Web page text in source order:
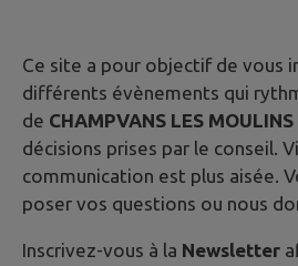
Ce site a pour objectif de vous
différents évènements qui
de CHAMPVANS LES MOULINS
décisions prises par le conseil.
communication est plus aisée.
poser vos questions ou nous
Inscrivez-vous à la Newsletter